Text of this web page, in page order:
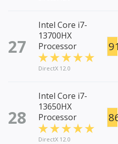
27
Intel Core i7-
13700HX
Processor
DirectX 12.0
28
Intel Core i7-
13650HX
Processor
DirectX 12.0